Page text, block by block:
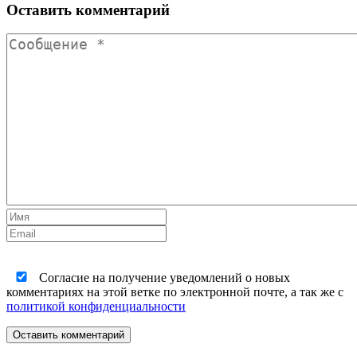
Оставить комментарий
Согласие на получение уведомлений о новых
комментариях на этой ветке по электронной почте, а так же с
политикой конфиденциальности
Оставить комментарий